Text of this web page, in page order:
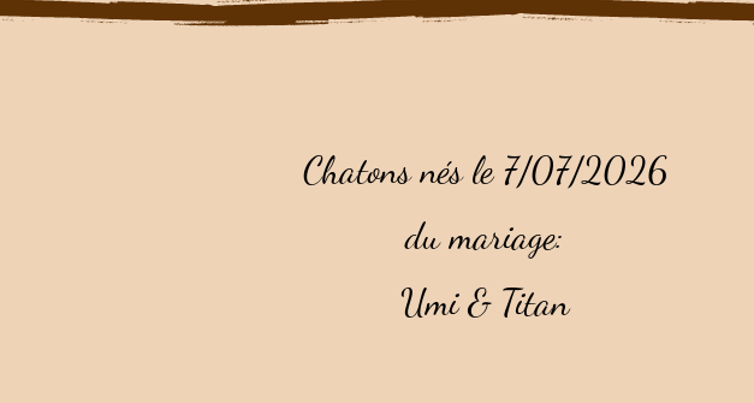
Chatons nés le 7/07/2026
du mariage:
Umi & Titan